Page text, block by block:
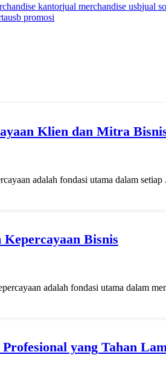
kantorjual merchandise usbjual
usb promosi
Klien dan Mitra
adalah fondasi utama dalam setiap
Bisnis
adalah fondasi utama dalam
yang Tahan